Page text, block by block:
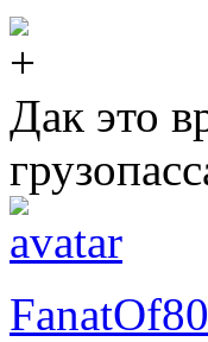
Дак это